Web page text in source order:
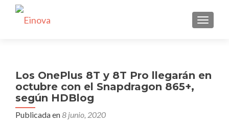
Los OnePlus 8T y 8T Pro llegarán en
octubre con el Snapdragon 865+,
según HDBlog
Publicada en8 junio, 2020